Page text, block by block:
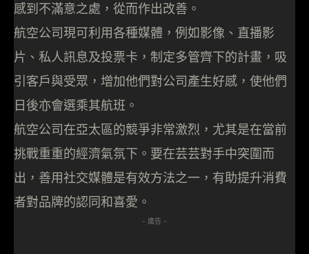
感到不滿意之處，從而作出改善。
航空公司現可利用各種媒體，例如影像、直播影
片、私人訊息及投票卡，制定多管齊下的計畫，吸
引客戶與受眾，增加他們對公司產生好感，使他們
日後亦會選乘其航班。
航空公司在亞太區的競爭非常激烈，尤其是在當前
挑戰重重的經濟氣氛下。要在芸芸對手中突圍而
出，善用社交媒體是有效方法之一，有助提升消費
者對品牌的認同和喜愛。
- 廣告 -